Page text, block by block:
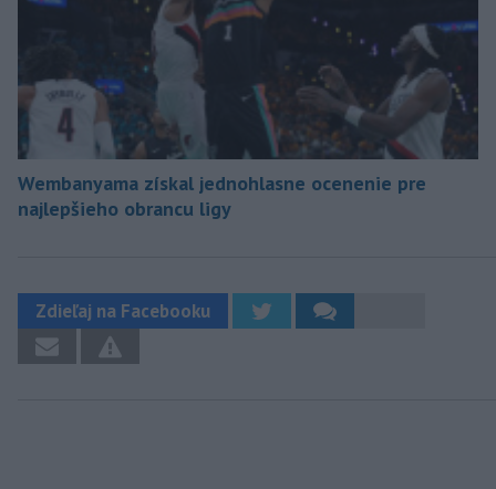
Wembanyama získal jednohlasne ocenenie pre
najlepšieho obrancu ligy
Zdieľaj na Facebooku